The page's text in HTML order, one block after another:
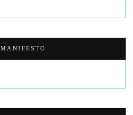
MANIFESTO